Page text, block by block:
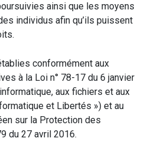
ainsi que les moyens
individus afin qu’ils puissent
conformément aux
à la Loi n° 78-17 du 6 janvier
aux fichiers et aux
et Libertés ») et au
sur la Protection des
du 27 avril 2016.